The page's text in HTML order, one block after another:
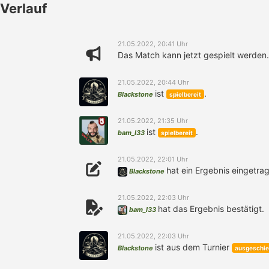
Verlauf
21.05.2022, 20:41 Uhr
Das Match kann jetzt gespielt werden.
21.05.2022, 20:44 Uhr
Blackstone ist spielbereit .
21.05.2022, 21:35 Uhr
bam_l33 ist spielbereit .
21.05.2022, 22:01 Uhr
Blackstone hat ein Ergebnis
21.05.2022, 22:03 Uhr
bam_l33 hat das Ergebnis bestätigt.
21.05.2022, 22:03 Uhr
Blackstone ist aus dem Turnier